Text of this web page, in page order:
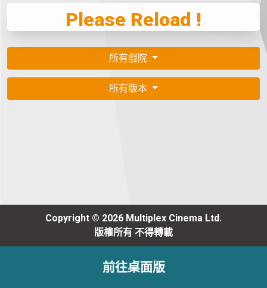
Please Reload !
所有戲院
所有版本
Copyright © 2026 Multiplex Cinema Ltd.
版權所有 不得轉載
前往桌面版